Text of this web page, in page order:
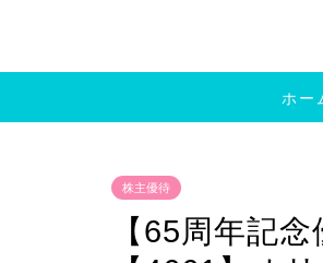
ホー
株主優待
【65周年記